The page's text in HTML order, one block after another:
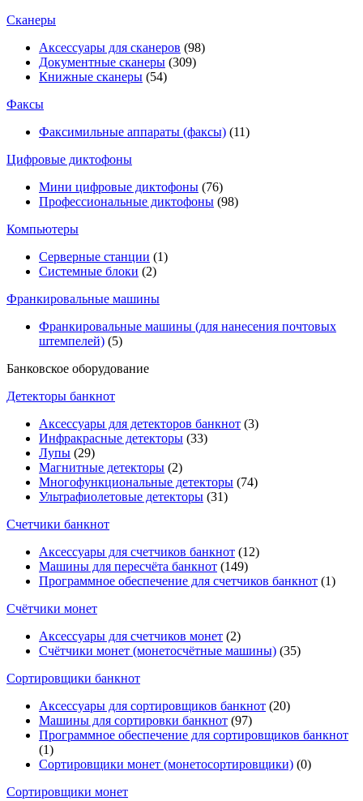
Сканеры
Аксессуары для сканеров (98)
Документные сканеры (309)
Книжные сканеры (54)
Факсы
Факсимильные аппараты (факсы) (11)
Цифровые диктофоны
Мини цифровые диктофоны (76)
Профессиональные диктофоны (98)
Компьютеры
Серверные станции (1)
Системные блоки (2)
Франкировальные машины
Франкировальные машины (для нанесения почтовых
штемпелей) (5)
Банковское оборудование
Детекторы банкнот
Аксессуары для детекторов банкнот (3)
Инфракрасные детекторы (33)
Лупы (29)
Магнитные детекторы (2)
Многофункциональные детекторы (74)
Ультрафиолетовые детекторы (31)
Счетчики банкнот
Аксессуары для счетчиков банкнот (12)
Машины для пересчёта банкнот (149)
Программное обеспечение для счетчиков банкнот (1)
Счётчики монет
Аксессуары для счетчиков монет (2)
Счётчики монет (монетосчётные машины) (35)
Cортировщики банкнот
Аксессуары для сортировщиков банкнот (20)
Машины для сортировки банкнот (97)
Программное обеспечение для сортировщиков банкнот
(1)
Сортировщики монет (монетосортировщики) (0)
Сортировщики монет